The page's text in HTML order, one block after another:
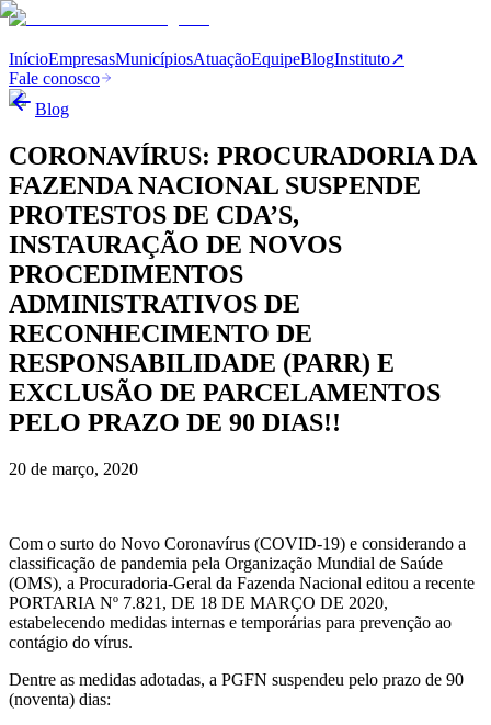
InícioEmpresasMunicípiosAtuaçãoEquipeBlogInstituto↗
Fale conosco
Blog
CORONAVÍRUS: PROCURADORIA DA
FAZENDA NACIONAL SUSPENDE
PROTESTOS DE CDA’S,
INSTAURAÇÃO DE NOVOS
PROCEDIMENTOS
ADMINISTRATIVOS DE
RECONHECIMENTO DE
RESPONSABILIDADE (PARR) E
EXCLUSÃO DE PARCELAMENTOS
PELO PRAZO DE 90 DIAS!!
20 de março, 2020
Com o surto do Novo Coronavírus (COVID-19) e considerando a
classificação de pandemia pela Organização Mundial de Saúde
(OMS), a Procuradoria-Geral da Fazenda Nacional editou a recente
PORTARIA Nº 7.821, DE 18 DE MARÇO DE 2020,
estabelecendo medidas internas e temporárias para prevenção ao
contágio do vírus.
Dentre as medidas adotadas, a PGFN suspendeu pelo prazo de 90
(noventa) dias: